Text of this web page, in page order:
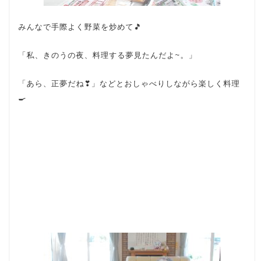
みんなで手際よく野菜を炒めて🎵
「私、きのうの夜、料理する夢見たんだよ~。」
「あら、正夢だね❣」などとおしゃべりしながら楽しく料理
🍳